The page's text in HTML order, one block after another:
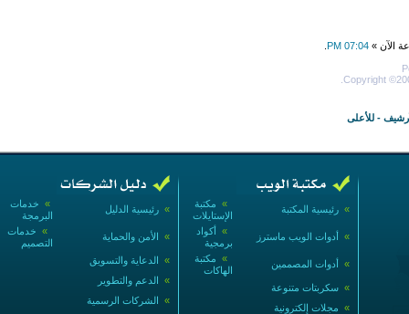
الآن » 07:04 PM
Copyright
- للأعلى
» خدمات
البرمجة
» رئيسية الدليل
» خدمات
التصميم
» الأمن والحماية
» الدعاية والتسويق
» الدعم والتطوير
» الشركات الرسمية
» مكتبة
الإستايلات
» رئيسية المكتبة
» أكواد
برمجية
» أدوات الويب ماسترز
» مكتبة
الهاكات
» أدوات المصممين
» سكربتات متنوعة
» مجلات إلكترونية